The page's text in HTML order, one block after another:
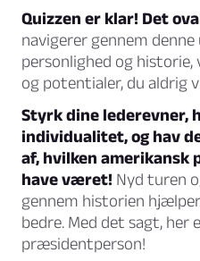
Quizzen er klar! Det
navigerer gennem
personlighed og
og potentialer, du aldrig
Styrk dine lederevner,
individualitet, og hav
af, hvilken
have været! Nyd turen
gennem historien
bedre. Med det sagt,
præsidentperson!